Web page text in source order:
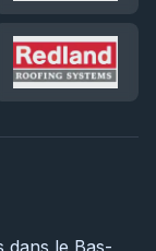
dans le Bas-